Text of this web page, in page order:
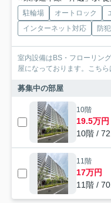
駐輪場 オートロック
インターネット対応
防
室内設備はBS・フローリン
屋になっております。こち
募集中の部屋
10階
19.5万円
10階 /
11階
17万円
11階 /